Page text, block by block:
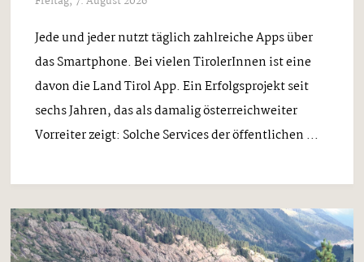
Jede und jeder nutzt täglich zahlreiche Apps über
das Smartphone. Bei vielen TirolerInnen ist eine
davon die Land Tirol App. Ein Erfolgsprojekt seit
sechs Jahren, das als damalig österreichweiter
Vorreiter zeigt: Solche Services der öffentlichen ...